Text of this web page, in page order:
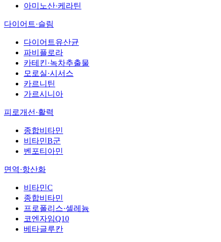
아미노산·케라틴
다이어트·슬림
다이어트유산균
파비플로라
카테킨·녹차추출물
모로실·시서스
카르니틴
가르시니아
피로개선·활력
종합비타민
비타민B군
벤포티아민
면역·항산화
비타민C
종합비타민
프로폴리스·셀레늄
코엔자임Q10
베타글루칸